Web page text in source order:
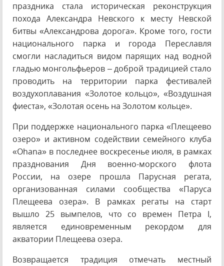
праздника стала историческая реконструкция
похода Александра Невского к месту Невской
битвы «Александрова дорога». Кроме того, гости
национального парка и города Переславля
смогли насладиться видом парящих над водной
гладью монгольфьеров – доброй традицией стало
проводить на территории парка фестивалей
воздухоплавания «Золотое кольцо», «Воздушная
фиеста», «Золотая осень на Золотом кольце».
При поддержке национального парка «Плещеево
озеро» и активном содействии семейного клуба
«Ohana» в последнее воскресенье июля, в рамках
празднования Дня военно-морского флота
России, на озере прошла Парусная регата,
организованная силами сообщества «Паруса
Плещеева озера». В рамках регаты на старт
вышло 25 вымпелов, что со времен Петра I,
является единовременным рекордом для
акватории Плещеева озера.
Возвращается традиция отмечать местный